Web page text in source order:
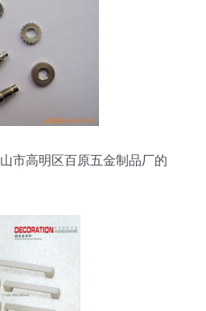
市高明区百原五金制品厂的